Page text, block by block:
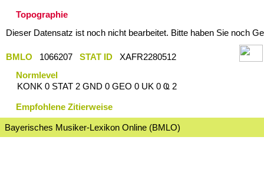
Topographie
Dieser Datensatz ist noch nicht bearbeitet. Bitte haben Sie noch
BMLO 1066207 STAT ID
XAFR2280512
Normlevel
KONK 0 STAT 2 GND 0 GEO 0 UK 0 Ҩ 2
Empfohlene Zitierweise
Bayerisches Musiker-Lexikon Online (BMLO)